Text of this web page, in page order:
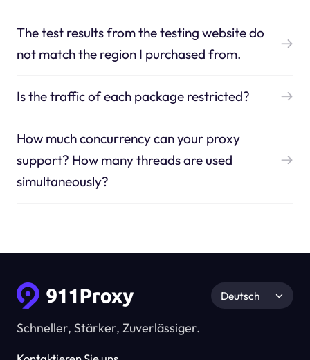
The test results from the testing website do
not match the region I purchased from.
Is the traffic of each package restricted?
How much concurrency can your proxy
support? How many threads are used
simultaneously?
Schneller, Stärker, Zuverlässiger.
Deutsch